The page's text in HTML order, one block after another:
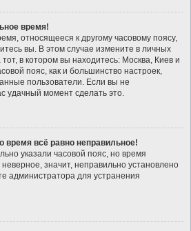
время!
относящееся к другому часовому поясу,
вы. В этом случае измените в личных
в котором вы находитесь: Москва, Киев и
пояс, как и большинство настроек,
пользователи. Если вы не
удачный момент сделать это.
время всё равно неправильное!
указали часовой пояс, но время
значит, неправильно установлено
администратора для устранения